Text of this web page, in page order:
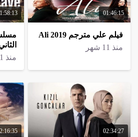
01:46:15
فيلم علي مترجم Ali 2019
منذ 11 شهر
الثاني
منذ 11 شهر
02:34:27